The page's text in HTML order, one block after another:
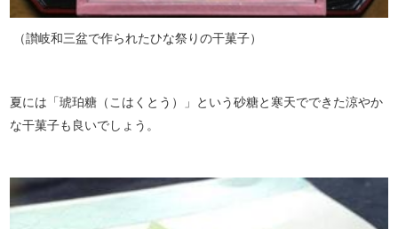
（讃岐和三盆で作られたひな祭りの干菓子）
夏には「琥珀糖（こはくとう）」という砂糖と寒天でできた涼やか
な干菓子も良いでしょう。